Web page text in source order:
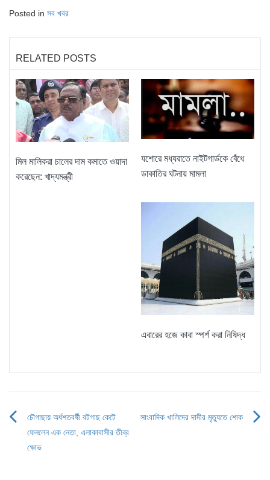
Posted in সব খবর
RELATED POSTS
মিল মালিকরা চালের দাম কমাতে ওয়াদা
করেছেন: খাদ্যমন্ত্রী
যশোরে মধ্যরাতে নাইটগার্ডকে বেঁধে
ডাকাতির ঘটনায় মামলা
এবারের হজে কাবা স্পর্শ করা নিষিদ্ধ
Post
navigation
চৌগাছায় অর্ধশতবর্ষী বটগাছ কেটে
ফেললেন এক নেতা, এলাকাবাসীর তীব্র
ক্ষোভ
সাংবাদিক খালিদের দাদীর মৃত্যুতে শোক